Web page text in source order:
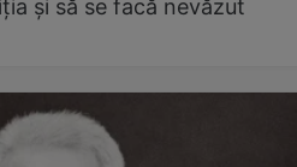
și să se facă nevăzut